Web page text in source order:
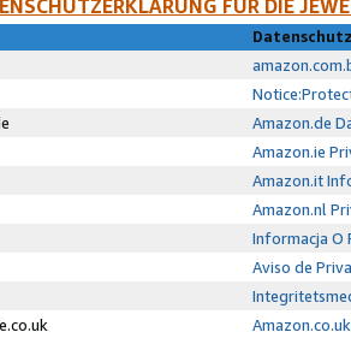
FÜR DIE
Amazon.de
Amazon.ie
Amazon.it
Amazon.nl
Informacja O
Aviso de